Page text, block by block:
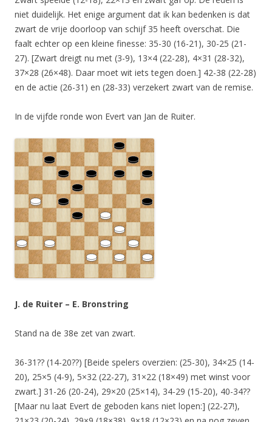
niet duidelijk. Het enige argument dat ik kan bedenken is dat
zwart de vrije doorloop van schijf 35 heeft overschat. Die
faalt echter op een kleine finesse: 35-30 (16-21), 30-25 (21-
27). [Zwart dreigt nu met (3-9), 13×4 (22-28), 4×31 (28-32),
37×28 (26×48). Daar moet wit iets tegen doen.] 42-38 (22-28)
en de actie (26-31) en (28-33) verzekert zwart van de remise.
In de vijfde ronde won Evert van Jan de Ruiter.
J. de Ruiter – E. Bronstring
Stand na de 38e zet van zwart.
36-31?? (14-20??) [Beide spelers overzien: (25-30), 34×25 (14-
20), 25×5 (4-9), 5×32 (22-27), 31×22 (18×49) met winst voor
zwart.] 31-26 (20-24), 29×20 (25×14), 34-29 (15-20), 40-34??
[Maar nu laat Evert de geboden kans niet lopen:] (22-27!),